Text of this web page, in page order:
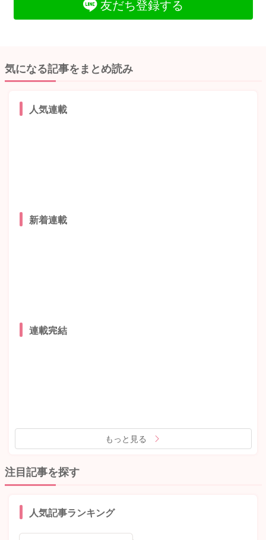
友だち登録する
気になる記事をまとめ読み
人気連載
新着連載
連載完結
もっと見る
注目記事を探す
人気記事ランキング